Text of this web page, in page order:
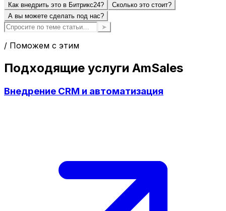
Как внедрить это в Битрикс24?
Сколько это стоит?
А вы можете сделать под нас?
➤
/ Поможем с этим
Подходящие услуги AmSales
Внедрение CRM и автоматизация